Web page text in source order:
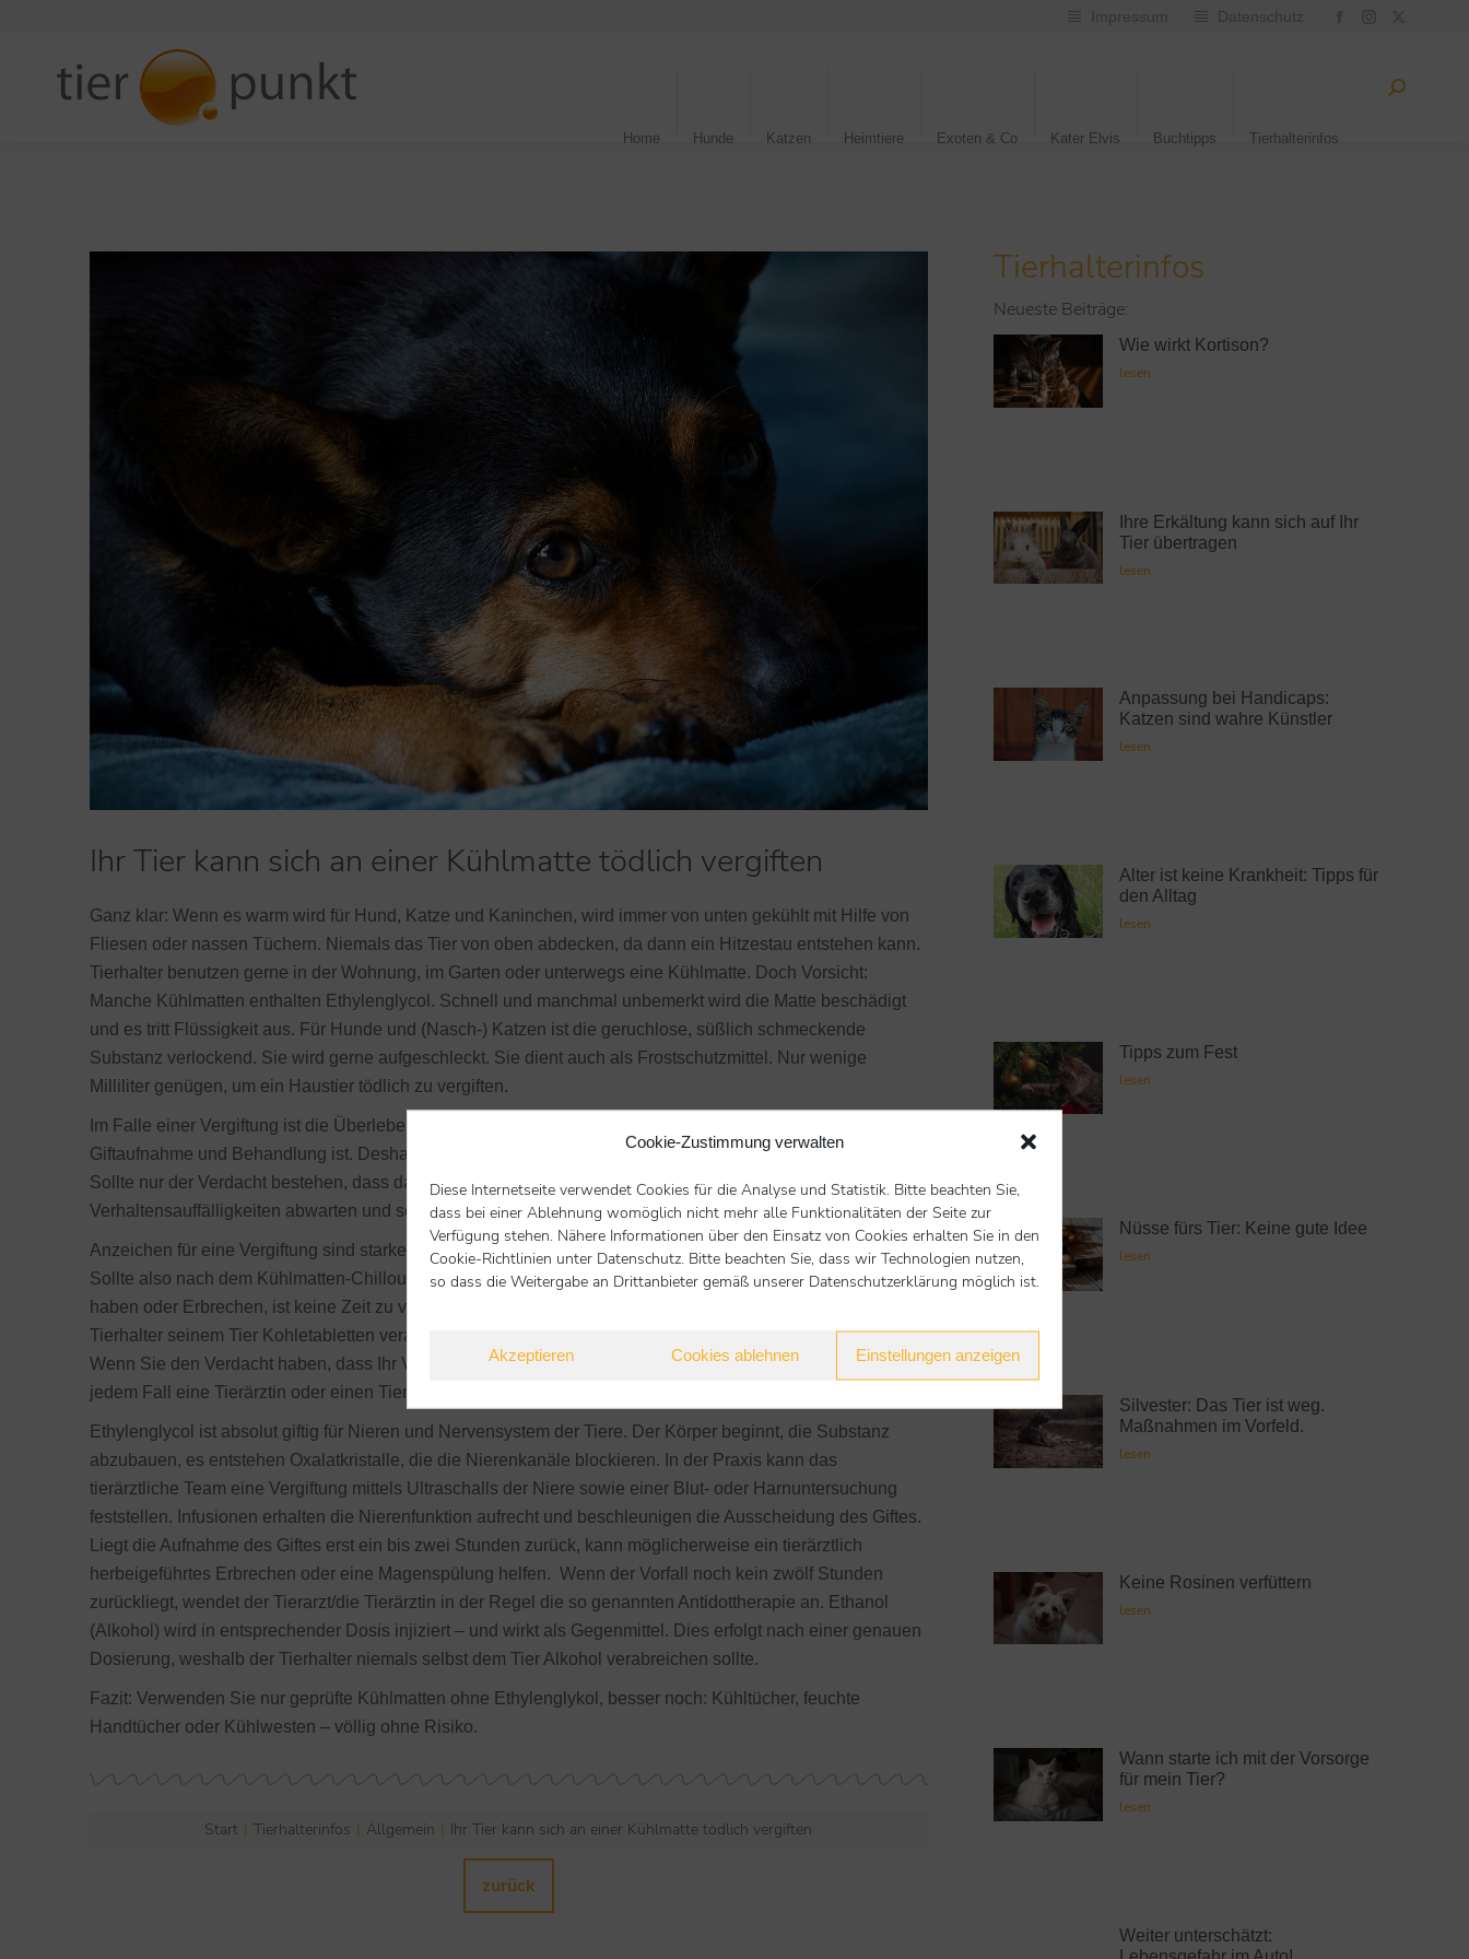
Cookie-Zustimmung verwalten
Diese Internetseite verwendet Cookies für die Analyse und Statistik. Bitte beachten Sie,
dass bei einer Ablehnung womöglich nicht mehr alle Funktionalitäten der Seite zur
Verfügung stehen. Nähere Informationen über den Einsatz von Cookies erhalten Sie in den
Cookie-Richtlinien unter Datenschutz. Bitte beachten Sie, dass wir Technologien nutzen,
so dass die Weitergabe an Drittanbieter gemäß unserer Datenschutzerklärung möglich ist.
Akzeptieren Cookies ablehnen Einstellungen anzeigen
Impressum Datenschutz
Home Hunde Katzen Heimtiere Exoten & Co Kater Elvis Buchtipps Tierhalterinfos
Ihr Tier kann sich an einer Kühlmatte tödlich vergiften
Ganz klar: Wenn es warm wird für Hund, Katze und Kaninchen, wird immer von unten gekühlt mit Hilfe von
Fliesen oder nassen Tüchern. Niemals das Tier von oben abdecken, da dann ein Hitzestau entstehen kann.
Tierhalter benutzen gerne in der Wohnung, im Garten oder unterwegs eine Kühlmatte. Doch Vorsicht:
Manche Kühlmatten enthalten Ethylenglycol. Schnell und manchmal unbemerkt wird die Matte beschädigt
und es tritt Flüssigkeit aus. Für Hunde und (Nasch-) Katzen ist die geruchlose, süßlich schmeckende
Substanz verlockend. Sie wird gerne aufgeschleckt. Sie dient auch als Frostschutzmittel. Nur wenige
Milliliter genügen, um ein Haustier tödlich zu vergiften.
Im Falle einer Vergiftung ist die Überlebenschance umso größer, je kürzer die Zeitspanne zwischen
Giftaufnahme und Behandlung ist. Deshalb muss der Patient möglichst schnell zum Tierarzt/zur Tierärztin.
Sollte nur der Verdacht bestehen, dass das Tier die Substanz aufgenommen hat, sollte man keine
Verhaltensauffälligkeiten abwarten und sofort die Praxis/Klinik aufsuchen.
Anzeichen für eine Vergiftung sind starker Durst, vermehrter Harnabsatz, beschleunigte Atmung, Krämpfe.
Sollte also nach dem Kühlmatten-Chillout Hund oder Katze Gleichgewichts- und Koordinationsstörungen
haben oder Erbrechen, ist keine Zeit zu verlieren. Es handelt sich um einen Notfall! Als erste Hilfe kann der
Tierhalter seinem Tier Kohletabletten verabreichen, da sie die Aufnahme des Giftes verzögern. Generell:
Wenn Sie den Verdacht haben, dass Ihr Vierbeiner etwas Schädliches aufgenommen hat, sollten Sie in
jedem Fall eine Tierärztin oder einen Tierarzt um Rat fragen.
Ethylenglycol ist absolut giftig für Nieren und Nervensystem der Tiere. Der Körper beginnt, die Substanz
abzubauen, es entstehen Oxalatkristalle, die die Nierenkanäle blockieren. In der Praxis kann das
tierärztliche Team eine Vergiftung mittels Ultraschalls der Niere sowie einer Blut- oder Harnuntersuchung
feststellen. Infusionen erhalten die Nierenfunktion aufrecht und beschleunigen die Ausscheidung des Giftes.
Liegt die Aufnahme des Giftes erst ein bis zwei Stunden zurück, kann möglicherweise ein tierärztlich
herbeigeführtes Erbrechen oder eine Magenspülung helfen. Wenn der Vorfall noch kein zwölf Stunden
zurückliegt, wendet der Tierarzt/die Tierärztin in der Regel die so genannten Antidottherapie an. Ethanol
(Alkohol) wird in entsprechender Dosis injiziert – und wirkt als Gegenmittel. Dies erfolgt nach einer genauen
Dosierung, weshalb der Tierhalter niemals selbst dem Tier Alkohol verabreichen sollte.
Fazit: Verwenden Sie nur geprüfte Kühlmatten ohne Ethylenglykol, besser noch: Kühltücher, feuchte
Handtücher oder Kühlwesten – völlig ohne Risiko.
Sie befinden sich hier:
Start Tierhalterinfos Allgemein Ihr Tier kann sich an einer Kühlmatte tödlich vergiften
zurück
Tierhalterinfos
Neueste Beiträge:
Wie wirkt Kortison?
lesen
Ihre Erkältung kann sich auf Ihr
Tier übertragen
lesen
Anpassung bei Handicaps:
Katzen sind wahre Künstler
lesen
Alter ist keine Krankheit: Tipps für
den Alltag
lesen
Tipps zum Fest
lesen
Nüsse fürs Tier: Keine gute Idee
lesen
Silvester: Das Tier ist weg.
Maßnahmen im Vorfeld.
lesen
Keine Rosinen verfüttern
lesen
Wann starte ich mit der Vorsorge
für mein Tier?
lesen
Weiter unterschätzt: